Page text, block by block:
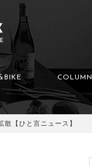
COLUMN
【ひと言ニュース】